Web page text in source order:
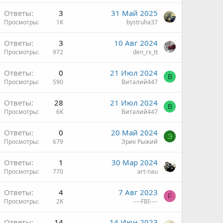
Ответы 3
Просмотры 1K
31 Май 2025
bystruha37
Ответы 3
Просмотры 972
10 Авг 2024
den_rx_tt
Ответы 0
Просмотры 590
21 Июл 2024
Виталий447
В
Ответы 28
Просмотры 6K
21 Июл 2024
Виталий447
В
Ответы 0
Просмотры 679
20 Май 2024
Эрик Рыжий
Э
Ответы 1
Просмотры 770
30 Мар 2024
art-nau
Ответы 4
Просмотры 2K
7 Авг 2023
----FBI----
F